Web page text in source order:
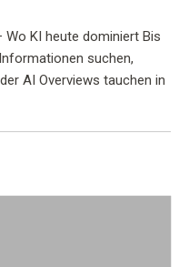
Wo KI heute dominiert Bis
suchen,
AI Overviews tauchen in